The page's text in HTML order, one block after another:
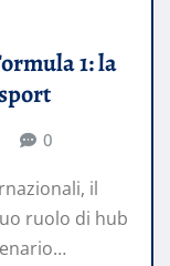
1: la
0
il
ruolo di hub